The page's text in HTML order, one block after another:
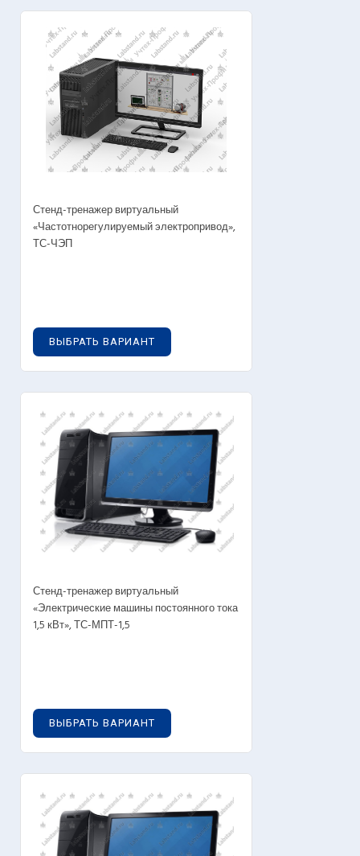
OUT OF STOCK
Стенд-тренажер виртуальный
«Частотнорегулируемый электропривод»,
ТС-ЧЭП
ВЫБРАТЬ ВАРИАНТ
OUT OF STOCK
Стенд-тренажер виртуальный
«Электрические машины постоянного тока
1,5 кВт», ТС-МПТ-1,5
ВЫБРАТЬ ВАРИАНТ
OUT OF STOCK